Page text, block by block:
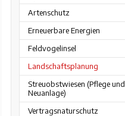
Artenschutz
Erneuerbare Energien
Feldvogelinsel
Landschaftsplanung
Streuobstwiesen (Pflege und
Neuanlage)
Vertragsnaturschutz